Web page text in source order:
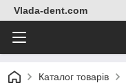
Vlada-dent.com
Каталог товарів